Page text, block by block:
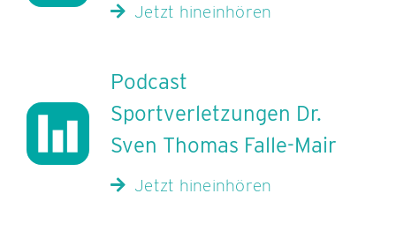
Jetzt hineinhören
Podcast
Sportverletzungen Dr.
Sven Thomas Falle-Mair
Jetzt hineinhören